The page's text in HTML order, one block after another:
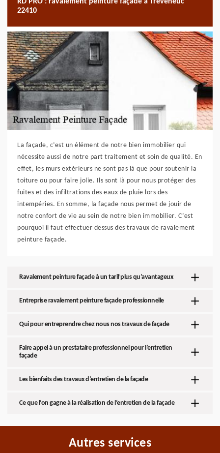
22410
La façade, c’est un élément de notre bien immobilier qui
nécessite aussi de notre part traitement et soin de qualité. En
effet, les murs extérieurs ne sont pas là que pour soutenir la
toiture ou pour faire jolie. Ils sont là pour nous protéger des
fuites et des infiltrations des eaux de pluie lors des
intempéries. En somme, la façade nous permet de jouir de
notre confort de vie au sein de notre bien immobilier. C’est
pourquoi il faut effectuer dessus des travaux de ravalement
peinture façade.
Ravalement peinture façade à un tarif plus qu’avantageux
Entreprise ravalement peinture façade professionnelle
Qui pour entreprendre chez nous nos travaux de façade
Faire appel à un prestataire professionnel pour l’entretien
façade
Les bienfaits des travaux d’entretien de la façade
Ce que l’on gagne à la réalisation de l’entretien de la façade
Autres services